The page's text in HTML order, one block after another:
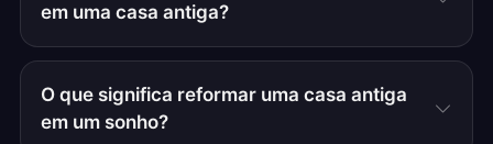
em uma casa antiga?
O que significa reformar uma casa antiga
em um sonho?